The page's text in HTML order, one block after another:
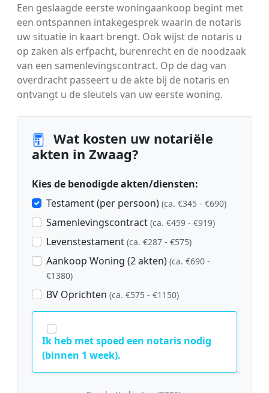
Een geslaagde eerste woningaankoop begint met
een ontspannen intakegesprek waarin de notaris
uw situatie in kaart brengt. Ook wijst de notaris u
op zaken als erfpacht, burenrecht en de noodzaak
van een samenlevingscontract. Op de dag van
overdracht passeert u de akte bij de notaris en
ontvangt u de sleutels van uw eerste woning.
Wat kosten uw notariële
akten in Zwaag?
Kies de benodigde akten/diensten:
Testament (per persoon) (ca. €345 - €690)
Samenlevingscontract (ca. €459 - €919)
Levenstestament (ca. €287 - €575)
Aankoop Woning (2 akten) (ca. €690 -
€1380)
BV Oprichten (ca. €575 - €1150)
Ik heb met spoed een notaris nodig
(binnen 1 week).